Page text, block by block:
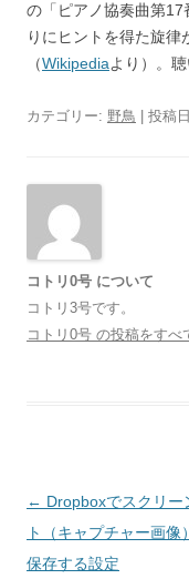
の「ピアノ協奏曲第
りにヒントを得た旋律
（Wikipediaより）。
カテゴリー: 野鳥 | 投稿
コトリ0号 について
コトリ3号です。
コトリ0号 の投稿をすべ
投
稿
ナ
← Dropboxでスクリー
ト（キャプチャー画像
保存する設定